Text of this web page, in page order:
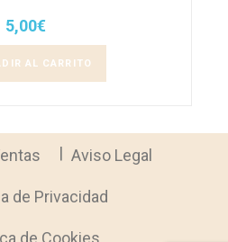
5,00€
AL CARRITO
Aviso Legal
de Privacidad
de Cookies